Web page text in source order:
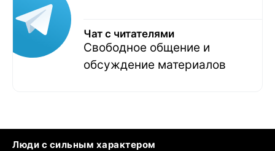
Чат с читателями
Свободное общение и
обсуждение материалов
Люди с сильным характером